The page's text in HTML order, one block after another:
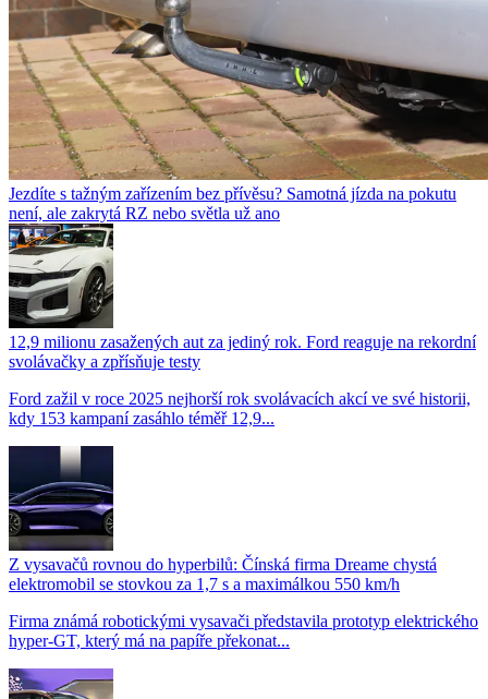
Jezdíte s tažným zařízením bez přívěsu? Samotná jízda na pokutu
není, ale zakrytá RZ nebo světla už ano
12,9 milionu zasažených aut za jediný rok. Ford reaguje na rekordní
svolávačky a zpřísňuje testy
Ford zažil v roce 2025 nejhorší rok svolávacích akcí ve své historii,
kdy 153 kampaní zasáhlo téměř 12,9...
Z vysavačů rovnou do hyperbilů: Čínská firma Dreame chystá
elektromobil se stovkou za 1,7 s a maximálkou 550 km/h
Firma známá robotickými vysavači představila prototyp elektrického
hyper-GT, který má na papíře překonat...